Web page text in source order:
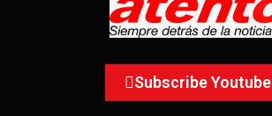
Subscribe Youtube